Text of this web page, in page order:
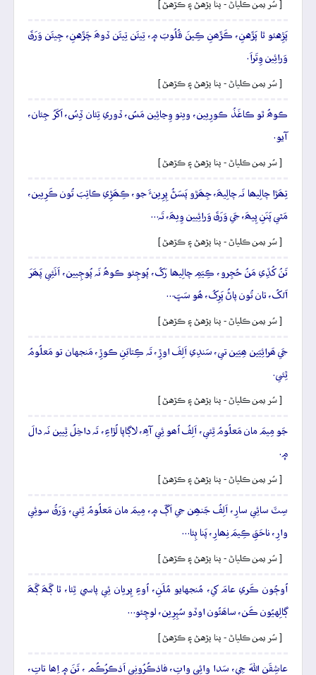
[ سُر يمن ڪلياڻ - پنا پڙهڻ ۽ ڪڙهڻ ]
پَڙِهئو ٿا پَڙَهنِ، ڪَڙَھنِ ڪِينَ قُلُوبَ ۾، تِيئَن تِيئَن ڏوھَ چَڙَهنِ، جِيئَن وَرَقَ
وَرائِين وِتَراَ.
[ سُر يمن ڪلياڻ - پنا پڙهڻ ۽ ڪڙهڻ ]
ڪوھُ ٿو ڪاغَذُ ڪورِيين، ويٺو وِڃائِين مَسُ، ڏوري تِئان ڏِسُ، اَکَرُ جِئان،
آيو.
[ سُر يمن ڪلياڻ - پنا پڙهڻ ۽ ڪڙهڻ ]
تِھَڙا چالِيھا نَہ چالِيھَ، جِھَڙو پَسَڻُ پِرِينءَ جو، ڪِھَڙِي ڪاتِبَ تُون ڪَرِيين،
مَٿي پَنَنِ پِيھَ، جَي وَرَقَ وَرائِيين وِيھَ، تَہ…
[ سُر يمن ڪلياڻ - پنا پڙهڻ ۽ ڪڙهڻ ]
تَنُ کُڏِي مَنُ حُجِرو، ڪِيَمِ چالِيھا رَکُ، پُوڄِئو ڪوھُ نَہ پُوڄِيين، اَٺَئِي پَھَرَ
اَلَکُ، تان تُون پاڻُ پَرِکُ، ھُو سَڀَ…
[ سُر يمن ڪلياڻ - پنا پڙهڻ ۽ ڪڙهڻ ]
جَي ھَرائِيَين ھِيَين تي، سَندِي اَلِفَ اوڙِ، تَہ ڪِتابَنِ ڪوڙِ، مَنجهان تو مَعلُومُ
ٿِئي.
[ سُر يمن ڪلياڻ - پنا پڙهڻ ۽ ڪڙهڻ ]
جَو مِيمَ مان مَعلُومُ ٿِئي، اَلِفُ اُھو ئِي آھِ، لاڳاپا لُڙاءِ، تَہ داخِلُ ٿِيين نَہ دالَ
۾.
[ سُر يمن ڪلياڻ - پنا پڙهڻ ۽ ڪڙهڻ ]
سِٽَ سائِي سارِ، اَلِفُ جَنھِن جي اَڳَ ۾، مِيمَ مان مَعلُومُ ٿِئي، وَرَقُ سوئِي
وارِ، ناحَقِ ڪِيمَ نِھارِ، پَنا ٻِئا…
[ سُر يمن ڪلياڻ - پنا پڙهڻ ۽ ڪڙهڻ ]
اُوڄُون ڪَري عامَ کي، مُنجهايو مُلَنِ، اُوءِ پِريان ئِي پاسي ٿِئا، ٿا ڳَھَ ڳَھَ
ڳالِهيُون ڪَن، ساھَئُون اوڏو سُپِرِين، لوچِئو…
[ سُر يمن ڪلياڻ - پنا پڙهڻ ۽ ڪڙهڻ ]
عاشِقَنِ اللهَ جِي، سَدا وائِي واتِ، فاذڪُرُونِي اَذڪرُڪُم ، تَنَ ۾ اِھا تاتِ،